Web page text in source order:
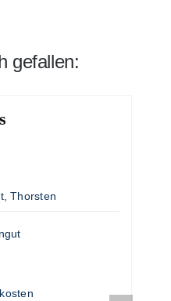
gefallen:
Thorsten